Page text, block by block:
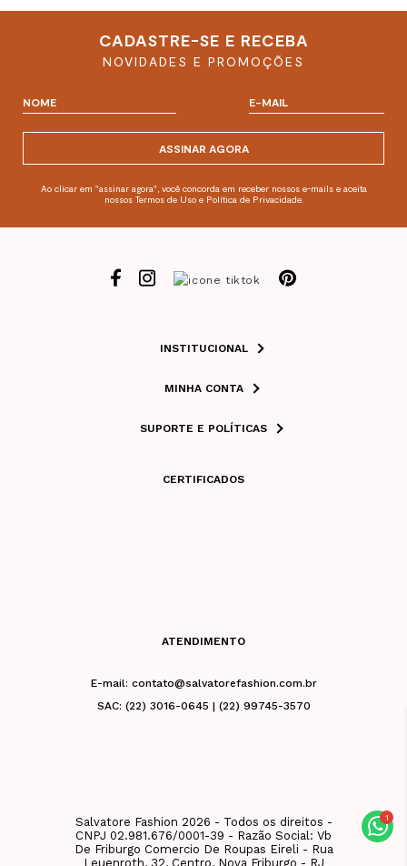
CADASTRE-SE E RECEBA
NOVIDADES E PROMOÇÕES
ASSINAR AGORA
Ao clicar em "assinar agora", você concorda em receber nossos e-mails e aceita
nossos Termos de Uso e Política de Privacidade.
INSTITUCIONAL
MINHA CONTA
SUPORTE E POLÍTICAS
CERTIFICADOS
ATENDIMENTO
E-mail: contato@salvatorefashion.com.br
SAC: (22) 3016-0645 | (22) 99745-3570
Salvatore Fashion 2026 - Todos os direitos -
CNPJ 02.981.676/0001-39 - Razão Social: Vb
De Friburgo Comercio De Roupas Eireli - Rua
Leuenroth, 32, Centro, Nova Friburgo - RJ